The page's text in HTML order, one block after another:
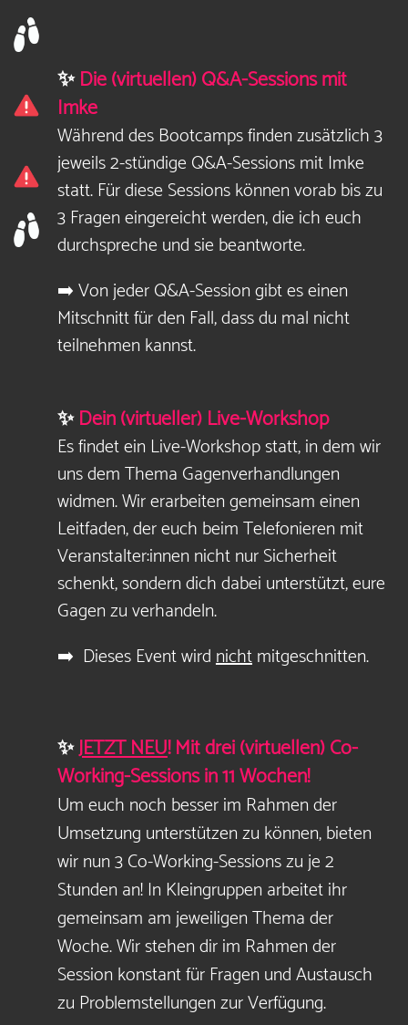
✨Die (virtuellen) Q&A-Sessions mit
Imke
Während des Bootcamps finden zusätzlich 3
jeweils 2-stündige Q&A-Sessions mit Imke
statt. Für diese Sessions können vorab bis zu
3 Fragen eingereicht werden, die ich euch
durchspreche und sie beantworte.
➡️ Von jeder Q&A-Session gibt es einen
Mitschnitt für den Fall, dass du mal nicht
teilnehmen kannst.
✨Dein (virtueller) Live-Workshop
Esfindetein Live-Workshop statt, in dem wir
uns dem Thema Gagenverhandlungen
widmen. Wir erarbeiten gemeinsam einen
Leitfaden, der euch beim Telefonieren mit
Veranstalter:innen nicht nur Sicherheit
schenkt, sondern dich dabei unterstützt, eure
Gagen zu verhandeln.
➡️ Dieses Event wirdnichtmitgeschnitten.
✨JETZT NEU! Mit drei (virtuellen) Co-
Working-Sessions in 11 Wochen!
Um euch noch besser im Rahmen der
Umsetzung unterstützen zu können, bieten
wir nun 3 Co-Working-Sessions zu je 2
Stunden an! In Kleingruppen arbeitet ihr
gemeinsam am jeweiligen Thema der
Woche. Wir stehen dir im Rahmen der
Session konstant für Fragen und Austausch
zu Problemstellungen zur Verfügung.